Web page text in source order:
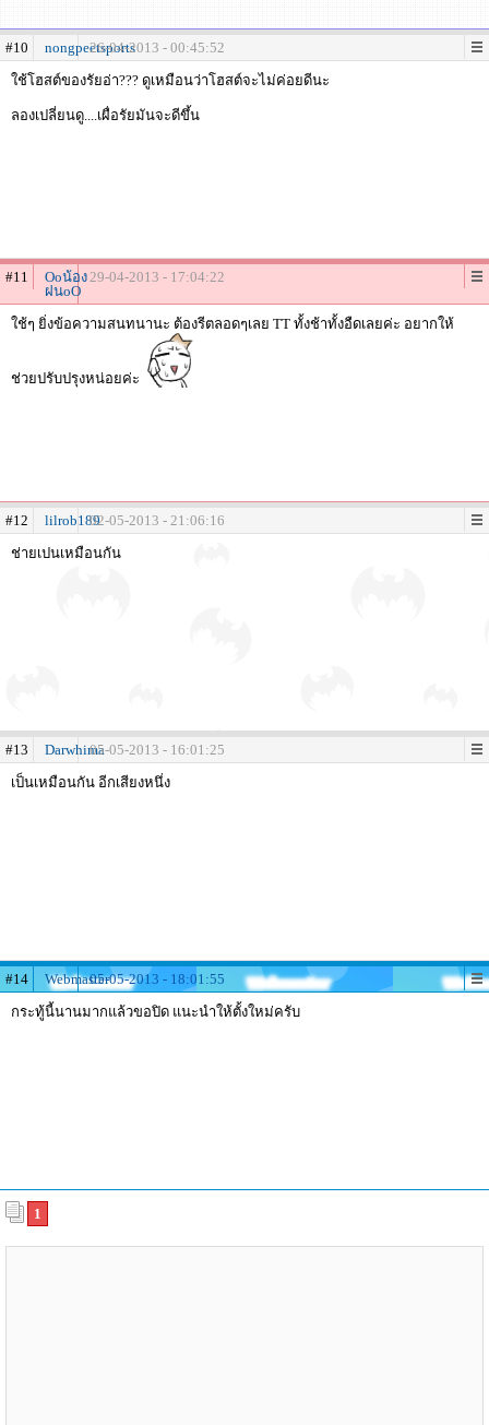
#10 nongpeetsports26-04-2013 - 00:45:52
ใช้โฮสต์ของรัยอ่า??? ดูเหมือนว่าโฮสต์จะไม่ค่อยดีนะ
ลองเปลี่ยนดู....เผื่อรัยมันจะดีขึ้น
#11
Ooน้อง
ฝนoO
29-04-2013 - 17:04:22
ใช้ๆ ยิ่งข้อความสนทนานะ ต้องรีตลอดๆเลย TT ทั้งช้าทั้งอืดเลยค่ะ อยากให้
ช่วยปรับปรุงหน่อยค่ะ
#12 lilrob18902-05-2013 - 21:06:16
ช่ายเปนเหมือนกัน
#13 Darwhima05-05-2013 - 16:01:25
เป็นเหมือนกัน อีกเสียงหนึ่ง
#14 Webmaster05-05-2013 - 18:01:55
กระทู้นี้นานมากแล้วขอปิด แนะนำให้ตั้งใหม่ครับ
1